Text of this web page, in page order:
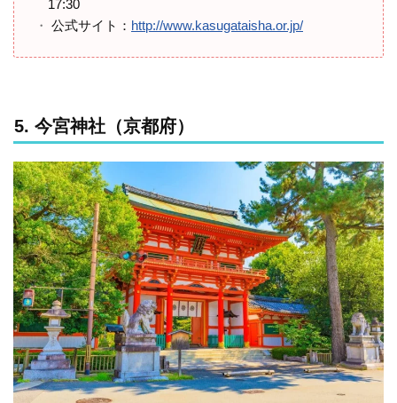
17:30
公式サイト： http://www.kasugataisha.or.jp/
5. 今宮神社（京都府）